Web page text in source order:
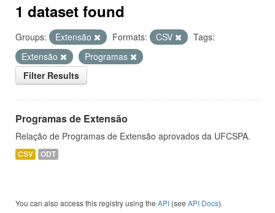
1 dataset found
Groups: Extensão Formats: CSV
Tags:
Extensão
Programas
Filter Results
Programas de Extensão
Relação de Programas de Extensão aprovados da UFCSPA.
CSV ODT
You can also access this registry using the API (see API Docs).